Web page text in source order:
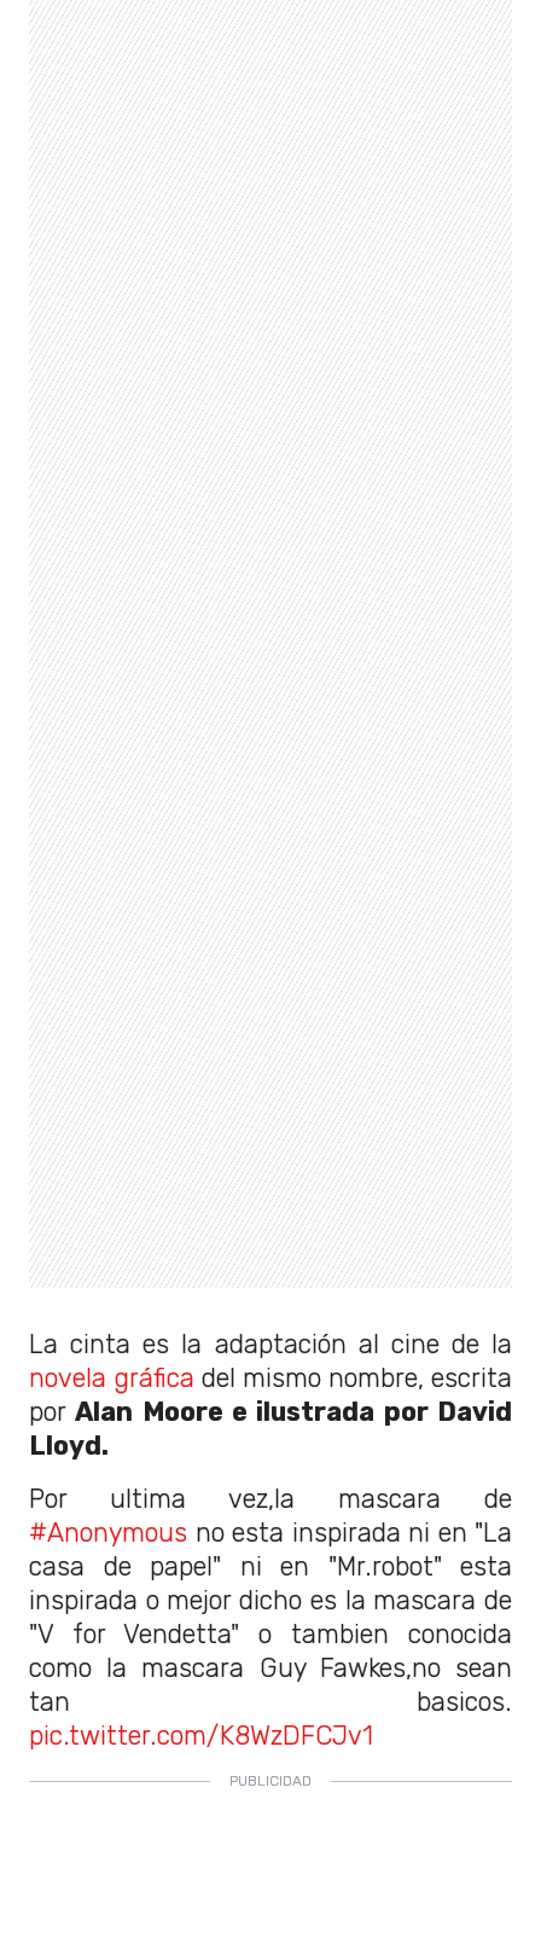
La cinta es la adaptación al cine de la
novela gráfica del mismo nombre, escrita
porAlan Moore e ilustrada por David
Lloyd.
Por ultima vez,la mascara de
#Anonymous no esta inspirada ni en "La
casa de papel" ni en "Mr.robot" esta
inspirada o mejor dicho es la mascara de
"V for Vendetta" o tambien conocida
como la mascara Guy Fawkes,no sean
tan basicos.
pic.twitter.com/K8WzDFCJv1